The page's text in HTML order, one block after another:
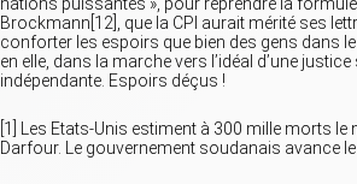
Brockmann[12], que la CPI aurait mérité ses
conforter les espoirs que bien des gens dans
en elle, dans la marche vers l’idéal d’une
indépendante. Espoirs déçus !
[1] Les Etats-Unis estiment à 300 mille morts
Darfour. Le gouvernement soudanais avance